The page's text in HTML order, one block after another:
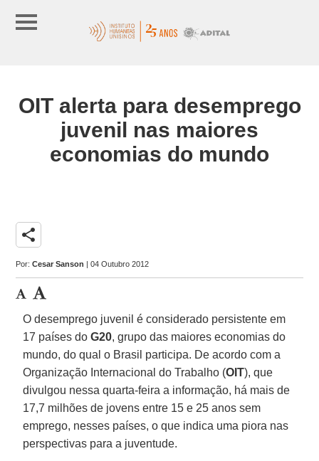
OIT alerta para desemprego
juvenil nas maiores
economias do mundo
share
Por:Cesar Sanson | 04 Outubro 2012
O desemprego juvenil é considerado persistente em
17 países doG20, grupo das maiores economias do
mundo, do qual o Brasil participa. De acordo com a
Organização Internacional do Trabalho (OIT), que
divulgou nessa quarta-feira a informação, há mais de
17,7 milhões de jovens entre 15 e 25 anos sem
emprego, nesses países, o que indica uma piora nas
perspectivas para a juventude.